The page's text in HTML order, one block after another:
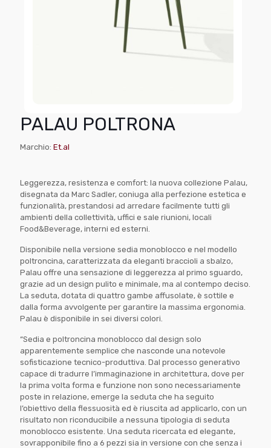
PALAU POLTRONA
Marchio: Et.al
Leggerezza, resistenza e comfort: la nuova collezione Palau,
disegnata da Marc Sadler, coniuga alla perfezione estetica e
funzionalità, prestandosi ad arredare facilmente tutti gli
ambienti della collettività, uffici e sale riunioni, locali
Food&Beverage, interni ed esterni.
Disponibile nella versione sedia monoblocco e nel modello
poltroncina, caratterizzata da eleganti braccioli a sbalzo,
Palau offre una sensazione di leggerezza al primo sguardo,
grazie ad un design pulito e minimale, ma al contempo deciso.
La seduta, dotata di quattro gambe affusolate, è sottile e
dalla forma avvolgente per garantire la massima ergonomia.
Palau è disponibile in sei diversi colori.
“Sedia e poltroncina monoblocco dal design solo
apparentemente semplice che nasconde una notevole
sofisticazione tecnico-produttiva. Dal processo generativo
capace di tradurre l’immaginazione in architettura, dove per
la prima volta forma e funzione non sono necessariamente
poste in relazione, emerge la seduta che ha seguito
l’obiettivo della flessuosità ed è riuscita ad applicarlo, con un
risultato non riconducibile a nessuna tipologia di seduta
monoblocco esistente. Una seduta ricercata ed elegante,
sovrapponibile fino a 6 pezzi sia in versione con che senza i